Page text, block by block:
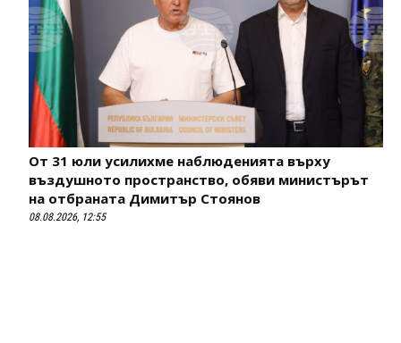
От 31 юли усилихме наблюденията върху
въздушното пространство, обяви министърът
на отбраната Димитър Стоянов
08.08.2026, 12:55